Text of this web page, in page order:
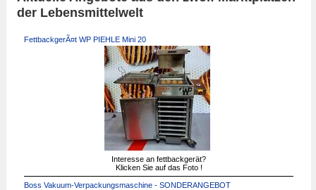
der Lebensmittelwelt
FettbackgerÃ¤t WP PIEHLE Mini 20
Interesse an fettbackgerät?
Klicken Sie auf das Foto !
Boss Vakuum-Verpackungsmaschine - SONDERANGEBOT